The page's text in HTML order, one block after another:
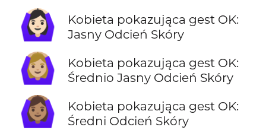
🙆🏻‍♀️
Kobieta pokazująca gest OK:
Jasny Odcień Skóry
🙆🏼‍♀️
Kobieta pokazująca gest OK:
Średnio Jasny Odcień Skóry
🙆🏽‍♀️
Kobieta pokazująca gest OK:
Średni Odcień Skóry